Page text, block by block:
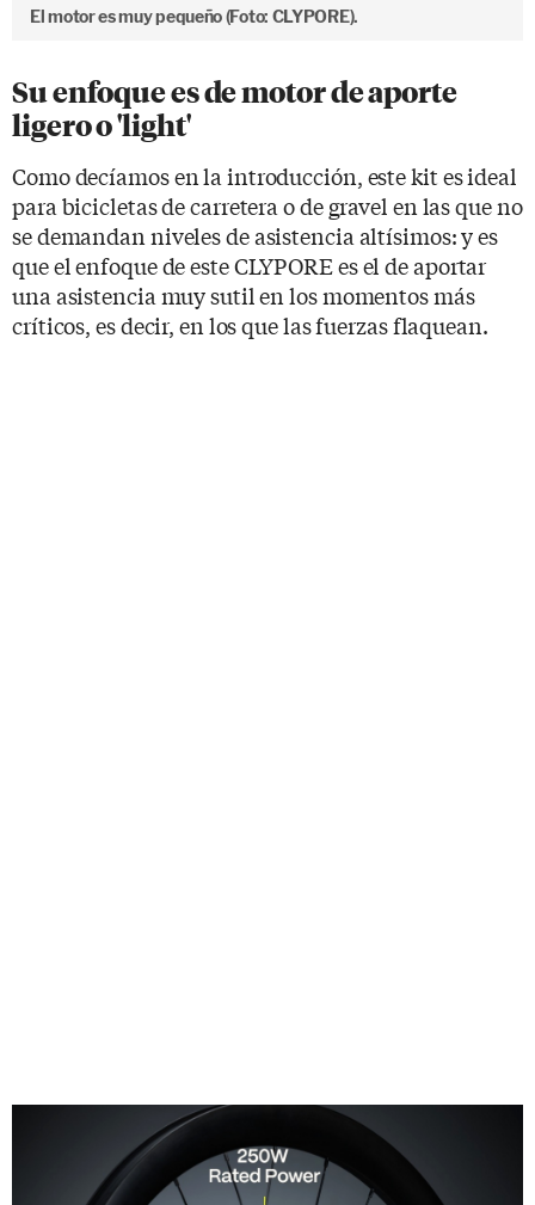
El motor es muy pequeño (Foto: CLYPORE).
Su enfoque es de motor de aporte
ligero o 'light'
Como decíamos en la introducción, este kit es ideal
para bicicletas de carretera o de gravel en las que no
se demandan niveles de asistencia altísimos: y es
que el enfoque de este CLYPORE es el de aportar
una asistencia muy sutil en los momentos más
críticos, es decir, en los que las fuerzas flaquean.